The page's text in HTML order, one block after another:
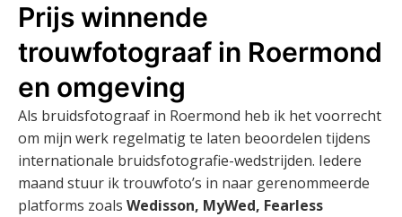
Prijs winnende
trouwfotograaf in Roermond
en omgeving
Als bruidsfotograaf in Roermond heb ik het voorrecht
om mijn werk regelmatig te laten beoordelen tijdens
internationale bruidsfotografie-wedstrijden. Iedere
maand stuur ik trouwfoto’s in naar gerenommeerde
platforms zoals Wedisson, MyWed, Fearless